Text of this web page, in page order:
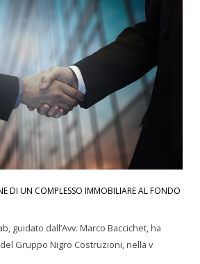
DI UN COMPLESSO IMMOBILIARE AL FONDO
guidato dall’Avv. Marco Baccichet, ha
Gruppo Nigro Costruzioni, nella v